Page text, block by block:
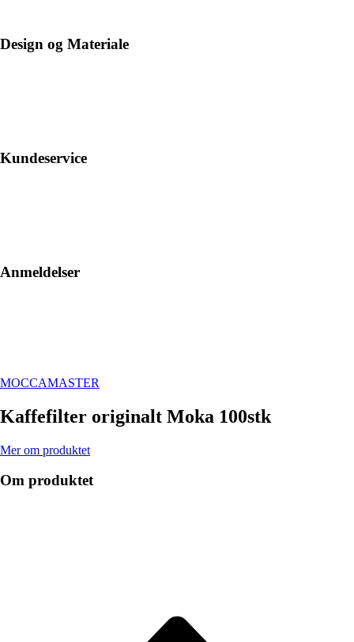
Design og Materiale
Kundeservice
Anmeldelser
MOCCAMASTER
Kaffefilter originalt Moka 100stk
Mer om produktet
Om produktet